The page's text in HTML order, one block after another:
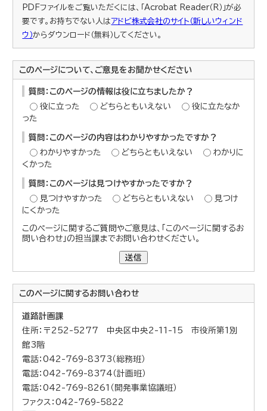
PDFファイルをご覧いただくには、「Acrobat Reader（R）」が必
要です。お持ちでない人はアドビ株式会社のサイト（新しいウィンド
ウ）からダウンロード（無料）してください。
このページについて、ご意見をお聞かせください
質問：このページの情報は役に立ちましたか？
役に立った
どちらともいえない
役に立たなか
った
質問：このページの内容はわかりやすかったですか？
わかりやすかった
どちらともいえない
わかりに
くかった
質問：このページは見つけやすかったですか？
見つけやすかった
どちらともいえない
見つけ
にくかった
このページに関するご質問やご意見は、「このページに関するお
問い合わせ」の担当課までお問い合わせください。
送信
このページに関するお問い合わせ
道路計画課
住所：〒252-5277 中央区中央2-11-15 市役所第1別
館3階
電話：042-769-8373（総務班）
電話：042-769-8374（計画班）
電話：042-769-8261（開発事業協議班）
ファクス：042-769-5822